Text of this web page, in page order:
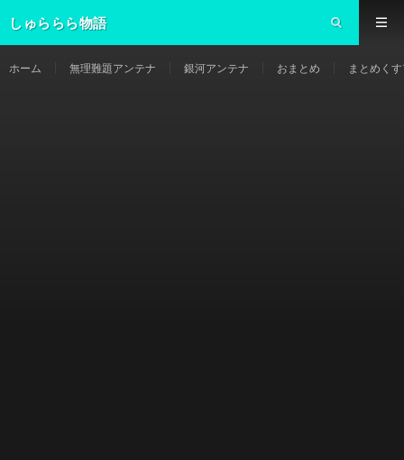
しゅららら物語
ホーム 無理難題アンテナ 銀河アンテナ おまとめ まとめく